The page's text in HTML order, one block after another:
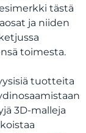
tästä
ja niiden
toimesta.
tuotteita
3D-malleja